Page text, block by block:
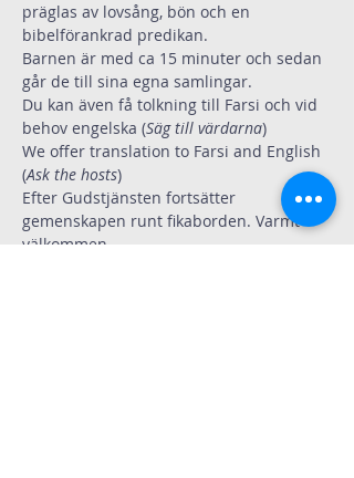
präglas av lovsång, bön och en
bibelförankrad predikan.
Barnen är med ca 15 minuter och sedan
går de till sina egna samlingar.
Du kan även få tolkning till Farsi och vid
behov engelska (Säg till värdarna)
We offer translation to Farsi and English
(Ask the hosts)
Efter Gudstjänsten fortsätter
gemenskapen runt fikaborden. Varmt
välkommen.